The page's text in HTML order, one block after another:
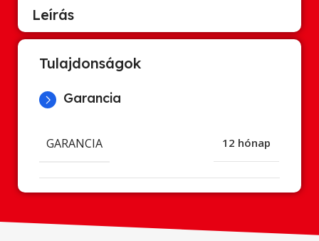
Leírás
Tulajdonságok
Garancia
GARANCIA 12 hónap